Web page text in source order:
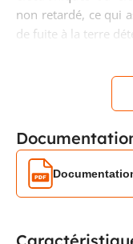
non retardé, ce qui
de fuite à la terre
Pouvoir
une
performante
Avec une capacité
61009-1, ce